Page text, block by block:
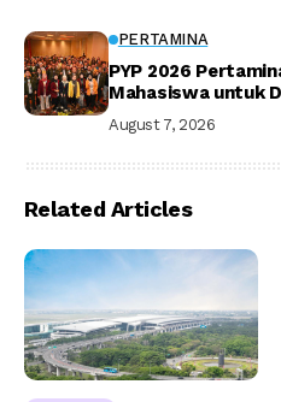
PERTAMINA
PYP 2026
Mahasiswa untuk
August 7, 2026
Related Articles